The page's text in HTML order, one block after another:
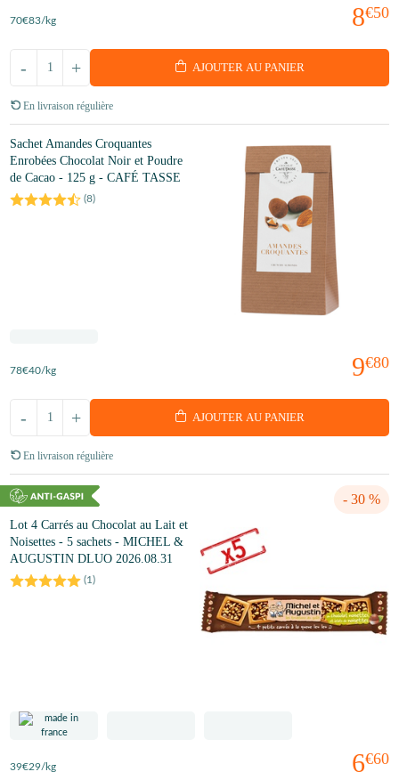
8€50
70€83/kg
+
- AJOUTER AU PANIER
En livraison régulière
Sachet Amandes Croquantes
Enrobées Chocolat Noir et Poudre
de Cacao - 125 g - CAFÉ TASSE
(8)
9€80
78€40/kg
+
- AJOUTER AU PANIER
En livraison régulière
- 30 %
Lot 4 Carrés au Chocolat au Lait et
Noisettes - 5 sachets - MICHEL &
AUGUSTIN DLUO 2026.08.31
(1 )
6€60
39€29/kg